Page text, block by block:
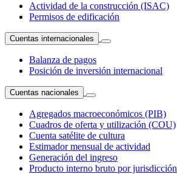
Actividad de la construcción (ISAC)
Permisos de edificación
Cuentas internacionales
Balanza de pagos
Posición de inversión internacional
Cuentas nacionales
Agregados macroeconómicos (PIB)
Cuadros de oferta y utilización (COU)
Cuenta satélite de cultura
Estimador mensual de actividad
Generación del ingreso
Producto interno bruto por jurisdicción